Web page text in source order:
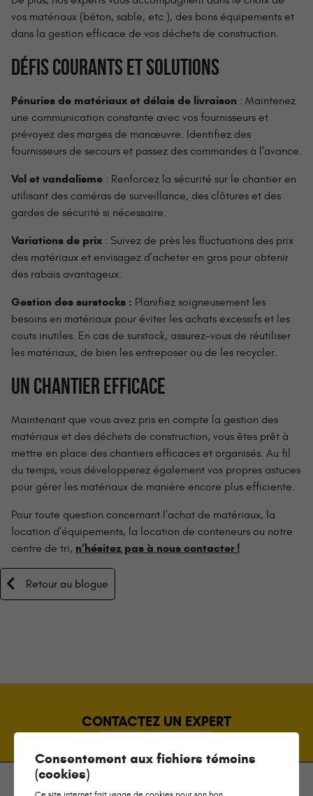
vos matériaux (béton, sable, etc.), des bons équipements et
dans la gestion efficace de vos déchets de construction.
DÉFIS COURANTS ET SOLUTIONS
Pénuries de matériaux et délais de livraison : Maintenez
une communication constante avec vos fournisseurs et
prévoyez des marges de manœuvre. Identifiez des
fournisseurs de secours et passez des commandes à l’avance.
Vol et vandalisme : Renforcez la sécurité sur le chantier en
utilisant des caméras de surveillance, des clôtures et des
gardes de sécurité si nécessaire.
Variations de prix : Suivez de près les fluctuations des prix
des matériaux et envisagez d’acheter en gros pour obtenir
des rabais avantageux.
Gestion des surstocks : Planifiez soigneusement les
besoins en matériaux pour éviter les achats excessifs et les
couts inutiles. En cas de surstock, assurez-vous de réutiliser
les matériaux, de bien les entreposer ou de les recycler.
UN CHANTIER EFFICACE
Maintenant que vous avez pris en compte la gestion des
matériaux et des déchets de construction, vous êtes prêt à
mettre en place des chantiers efficaces et organisés. Au fil
du temps, vous développerez également vos propres astuces
pour gérer les matériaux de manière encore plus efficiente.
Pour toute question concernant l’achat de matériaux, la
location d’équipements, la location de conteneurs ou notre
centre de tri, n’hésitez pas à nous contacter !
Retour au blogue
CONTACTEZ UN EXPERT
Consentement aux fichiers témoins
(cookies)